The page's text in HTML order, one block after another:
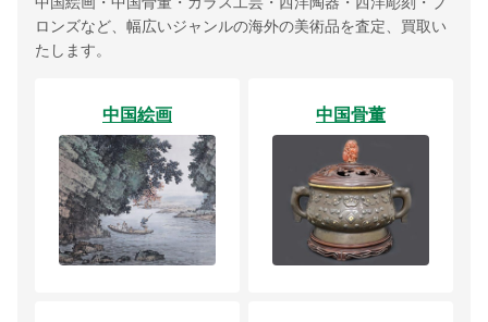
ロンズなど、幅広いジャンルの海外の美術品を査定、買取い
たします。
中国絵画 中国骨董